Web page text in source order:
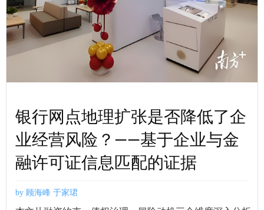
银行网点地理扩张是否降低了企
业经营风险？——基于企业与金
融许可证信息匹配的证据
by 顾海峰 于家珺